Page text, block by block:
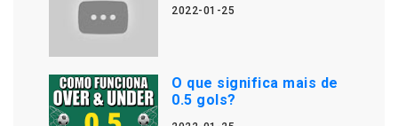
2022-01-25
O que significa mais de
0.5 gols?